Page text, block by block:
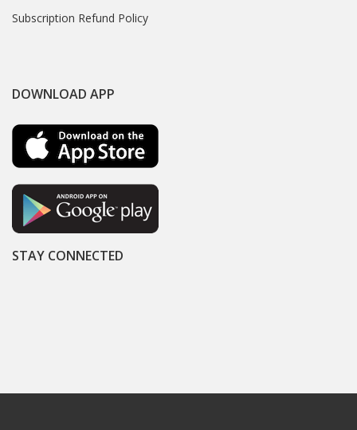
Subscription Refund Policy
DOWNLOAD APP
STAY CONNECTED